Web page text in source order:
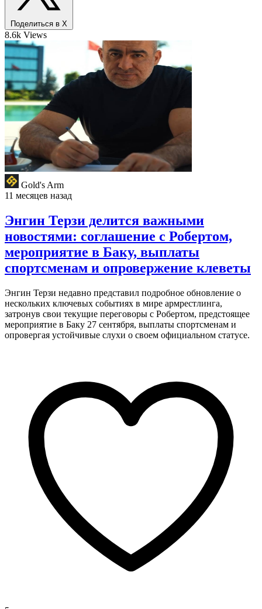
Поделиться в X
8.6k Views
Gold's Arm
11 месяцев назад
Энгин Терзи делится важными
новостями: соглашение с Робертом,
мероприятие в Баку, выплаты
спортсменам и опровержение клеветы
Энгин Терзи недавно представил подробное обновление о
нескольких ключевых событиях в мире армрестлинга,
затронув свои текущие переговоры с Робертом, предстоящее
мероприятие в Баку 27 сентября, выплаты спортсменам и
опровергая устойчивые слухи о своем официальном статусе.